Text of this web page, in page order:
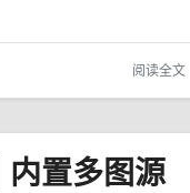
阅读全文
置多图源